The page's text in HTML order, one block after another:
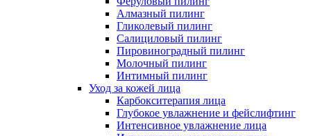
Алмазный пилинг
Гликолевый пилинг
Салициловый пилинг
Пировиноградный пилинг
Молочный пилинг
Интимный пилинг
Уход за кожей лица
Карбокситерапия лица
Глубокое увлажнение и фейслифтинг
Интенсивное увлажнение лица